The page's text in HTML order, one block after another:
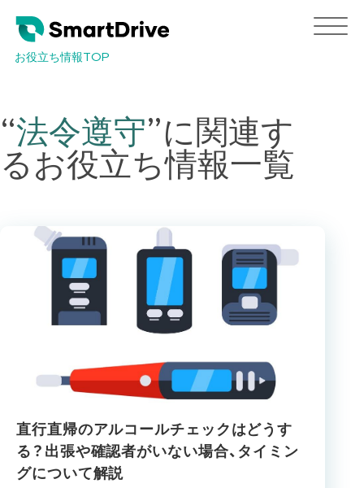
お役立ち情報TOP
“法令遵守”に関連す
るお役立ち情報一覧
直行直帰のアルコールチェックはどうす
る？出張や確認者がいない場合、タイミン
グについて解説